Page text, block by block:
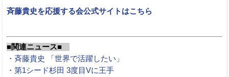
斉藤貴史を応援する会公式サイトはこちら
■関連ニュース■
・斉藤貴史 「世界で活躍したい」
・第1シード杉田 3度目Vに王手